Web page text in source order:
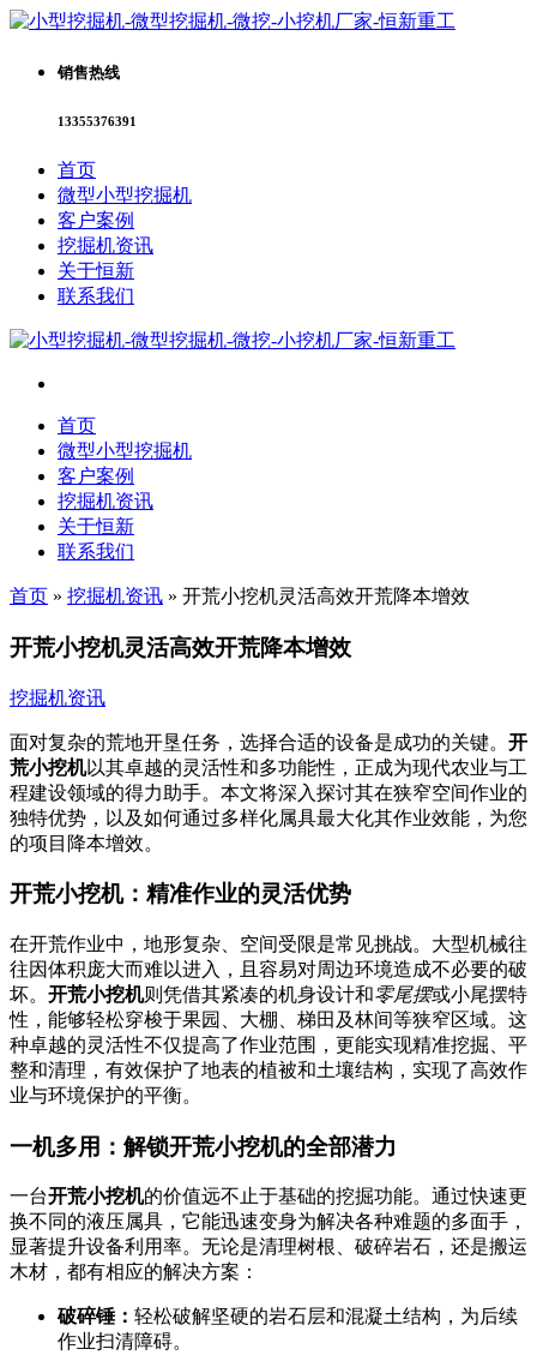
销售热线
13355376391
首页
微型小型挖掘机
客户案例
挖掘机资讯
关于恒新
联系我们
首页
微型小型挖掘机
客户案例
挖掘机资讯
关于恒新
联系我们
首页 » 挖掘机资讯 » 开荒小挖机灵活高效开荒降本增效
开荒小挖机灵活高效开荒降本增效
挖掘机资讯
面对复杂的荒地开垦任务，选择合适的设备是成功的关键。 开
荒小挖机以其卓越的灵活性和多功能性，正成为现代农业与工
程建设领域的得力助手。本文将深入探讨其在狭窄空间作业的
独特优势，以及如何通过多样化属具最大化其作业效能，为您
的项目降本增效。
开荒小挖机：精准作业的灵活优势
在开荒作业中，地形复杂、空间受限是常见挑战。大型机械往
往因体积庞大而难以进入，且容易对周边环境造成不必要的破
坏。 开荒小挖机则凭借其紧凑的机身设计和零尾摆或小尾摆特
性，能够轻松穿梭于果园、大棚、梯田及林间等狭窄区域。这
种卓越的灵活性不仅提高了作业范围，更能实现精准挖掘、平
整和清理，有效保护了地表的植被和土壤结构，实现了高效作
业与环境保护的平衡。
一机多用：解锁开荒小挖机的全部潜力
一台开荒小挖机的价值远不止于基础的挖掘功能。通过快速更
换不同的液压属具，它能迅速变身为解决各种难题的多面手，
显著提升设备利用率。无论是清理树根、破碎岩石，还是搬运
木材，都有相应的解决方案：
破碎锤： 轻松破解坚硬的岩石层和混凝土结构，为后续
作业扫清障碍。